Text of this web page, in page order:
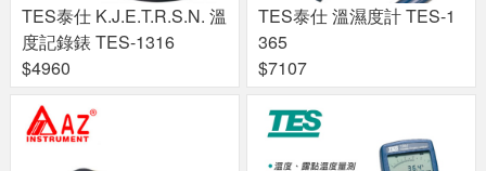
TES泰仕 K.J.E.T.R.S.N. 溫
度記錄錶 TES-1316
$4960
TES泰仕 溫濕度計 TES-1
365
$7107